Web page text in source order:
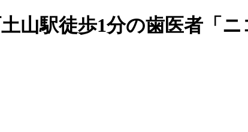
山駅徒歩1分の歯医者「ニ